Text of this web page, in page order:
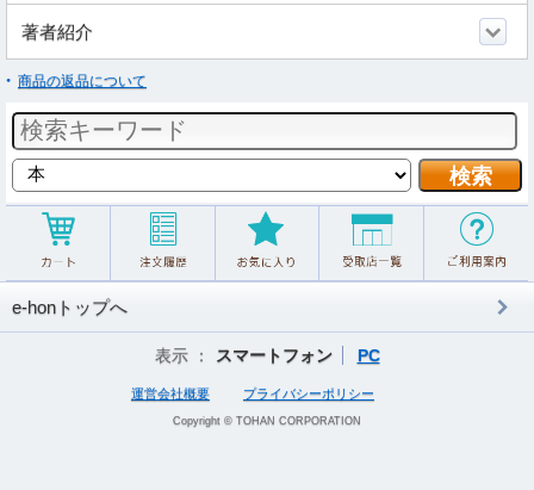
著者紹介
商品の返品について
e-honトップへ
表示 ： スマートフォン PC
運営会社概要 プライバシーポリシー
Copyright © TOHAN CORPORATION